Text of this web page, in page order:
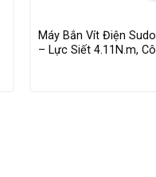
Máy Bắn Vít Điện
– Lực Siết 4.11N.m,